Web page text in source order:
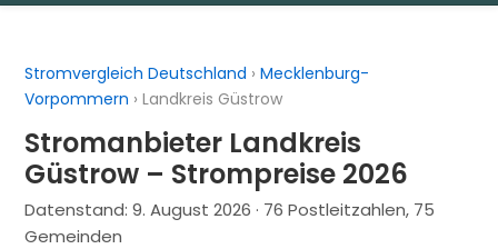
Stromvergleich Deutschland ›Mecklenburg-
Vorpommern ›Landkreis Güstrow
Stromanbieter Landkreis
Güstrow – Strompreise 2026
Datenstand:9. August 2026 · 76 Postleitzahlen, 75
Gemeinden